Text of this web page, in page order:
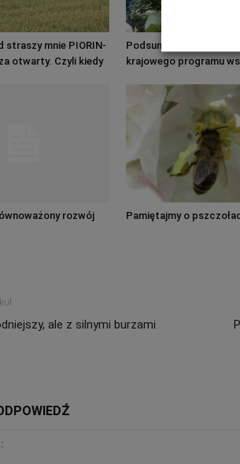
straszy mnie PIORIN-
otwarty. Czyli kiedy
Podsumowanie
krajowego programu
rozwój Pamiętajmy o
ale z silnymi burzami